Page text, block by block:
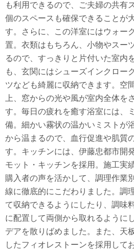
も利用できるので、ご夫婦の共有
個のスペースも確保できることが
す。さらに、この洋室にはウォー
置。衣類はもちろん、小物やスー
るので、すっきりと片付いた室内
も、玄関にはシューズインクロー
ツなども綺麗に収納できます。空
上、窓からの光や風が室内全体を
す。毎日の疲れを癒す浴室には、
備。細かい霧状の温かいミストが
から温まるので、血行促進や肌質
す。キッチンには、伊藤忠都市開
モット・キッチンを採用。施工実
購入者の声を活かして、調理作業
線に徹底的にこだわりました。調
て収納できるようにしたり、調味
に配置して両側から取れるように
デアを散りばめました。また、天
したフィオレストーンを採用して